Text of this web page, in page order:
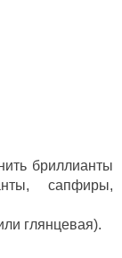
бриллианты
сапфиры,
глянцевая).